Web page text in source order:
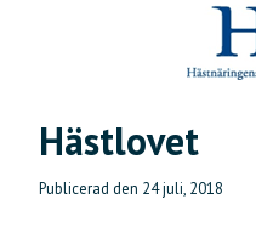
Hästlovet
Publicerad den 24 juli, 2018